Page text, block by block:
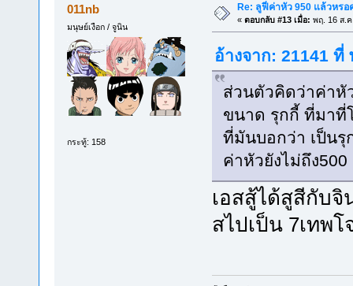
011nb
มนุษย์เงือก / จูนิน
กระทู้: 158
Re: ลูฟี่ค่าหัว 950 แล้วหรอ
« ตอบกลับ #13 เมื่อ: พฤ. 16 ส.ค
อ้างจาก: 21141 ที่
ส่วนตัวคิดว่าค่าหั
ขนาด รุกกี้ ที่มาที่
ที่มันบอกว่า เป็น
ค่าหัวยังไม่ถึง
เอสสู้ได้สูสีกับจิ
สไปเป็น 7เทพโ